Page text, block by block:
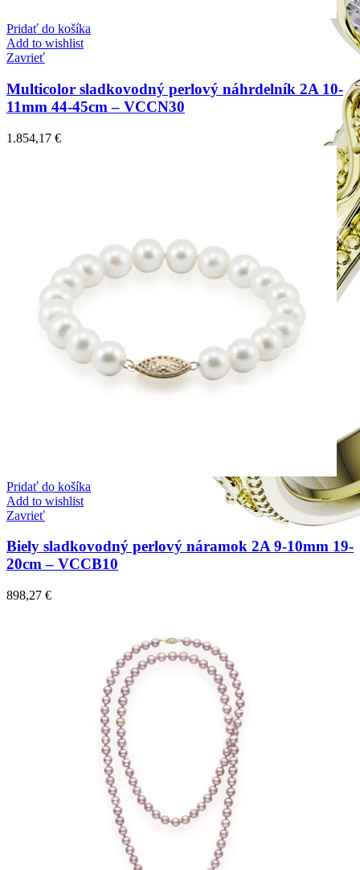
Elegant Night
Zásnubné prstne z kolekcie Elegant Night.
Pridať do košíka
Add to wishlist
Zavrieť
Multicolor sladkovodný perlový náhrdelník 2A 10-
11mm 44-45cm – VCCN30
1.854,17 €
Pridať do košíka
Add to wishlist
Zavrieť
Biely sladkovodný perlový náramok 2A 9-10mm 19-
20cm – VCCB10
898,27 €